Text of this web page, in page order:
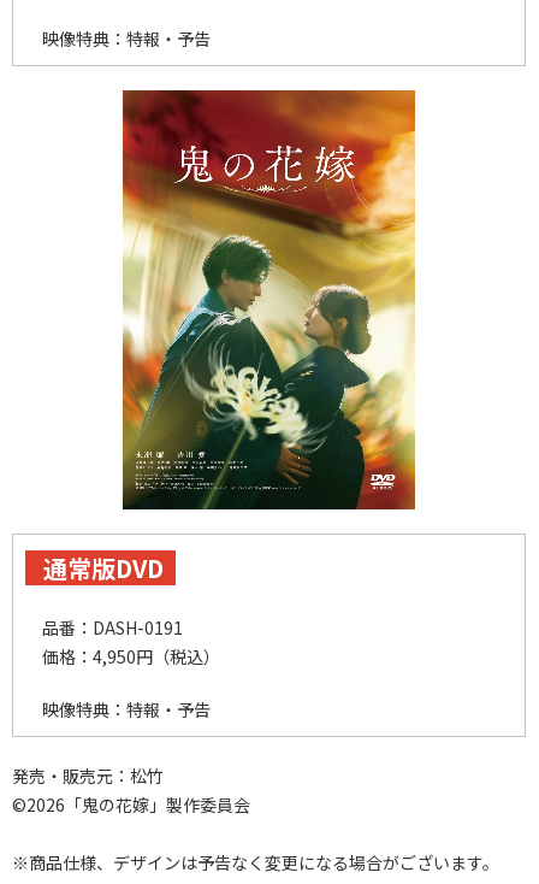
映像特典：特報・予告
通常版DVD
品番：DASH-0191
価格：4,950円（税込）
映像特典：特報・予告
発売・販売元：松竹
©2026「鬼の花嫁」製作委員会
※商品仕様、デザインは予告なく変更になる場合がございます。